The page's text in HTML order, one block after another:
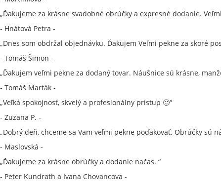
„Ďakujeme za krásne svadobné obrúčky a expresné dodanie.
- Hnátová Petra -
„Dnes som obdržal objednávku. Ďakujem Veľmi pekne za skoré
- Tomáš Šimon -
„Ďakujem veľmi pekne za dodaný tovar. Náušnice sú krásne,
- Tomáš Marták -
„Veľká spokojnosť, skvelý a profesionálny prístup 🙂“
- Zuzana P. -
„Dobrý deň, chceme sa Vam veľmi pekne poďakovať. Obrúčky sú
- Maslovská -
„Ďakujeme za krásne obrúčky a dodanie načas. “
- Peter Kundrath a Ivana Chovancova -